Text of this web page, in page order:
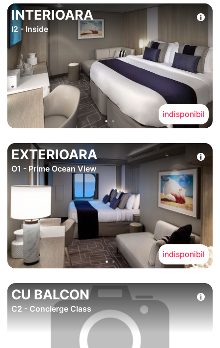
INTERIOARA
I2 - Inside
indisponibil
EXTERIOARA
O1 - Prime Ocean View
indisponibil
CU BALCON
C2 - Concierge Class